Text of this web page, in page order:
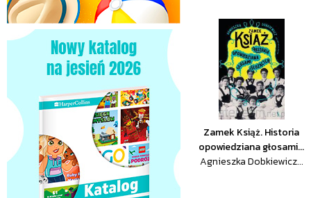
Zamek Książ. Historia
opowiedziana głosami...
Agnieszka Dobkiewicz...